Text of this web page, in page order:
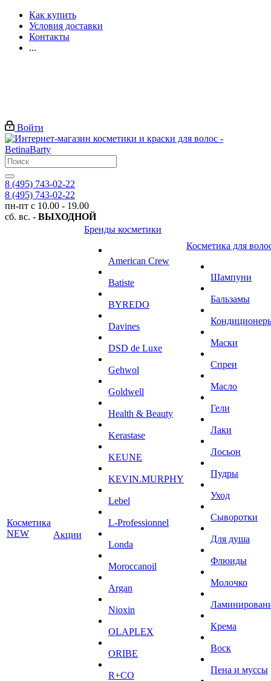
Как купить
Условия доставки
Контакты
...
Войти
8 (495) 743-02-22
8 (495) 743-02-22
пн-пт с 10.00 - 19.00
сб. вс. - ВЫХОДНОЙ
Косметика
NEW
Акции
Бренды косметики
American Crew
Batiste
BYREDO
Davines
DSD de Luxe
Gehwol
Goldwell
Health & Beauty
Kerastase
KEUNE
KEVIN.MURPHY
Lebel
L-Professionnel
Londa
Moroccanoil
Argan
Niохin
OLAPLEX
ORIBE
R+CO
Косметика для
Шампуни
Бальзамы
Маски
Спреи
Масло
Гели
Лаки
Лосьон
Пудры
Уход
Сыворотки
Для душа
Флюиды
Молочко
Крема
Воск
Пена и муссы